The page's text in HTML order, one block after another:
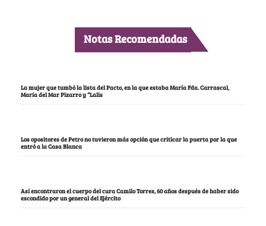
Notas Recomendadas
La mujer que tumbó la lista del Pacto, en la que estaba María Fda. Carrascal,
María del Mar Pizarro y “Lalis
Los opositores de Petro no tuvieron más opción que criticar la puerta por la que
entró a la Casa Blanca
Así encontraron el cuerpo del cura Camilo Torres, 60 años después de haber sido
escondido por un general del Ejército